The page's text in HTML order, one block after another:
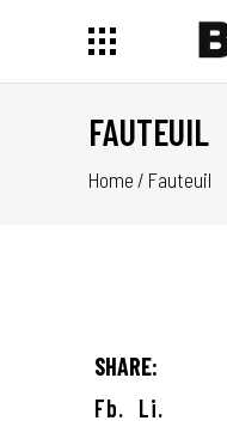
FAUTEUIL
Home / Fauteuil
SHARE:
Fb. Li.